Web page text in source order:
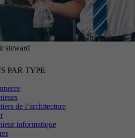
steward
PAR TYPE
de l’architecture
informatique